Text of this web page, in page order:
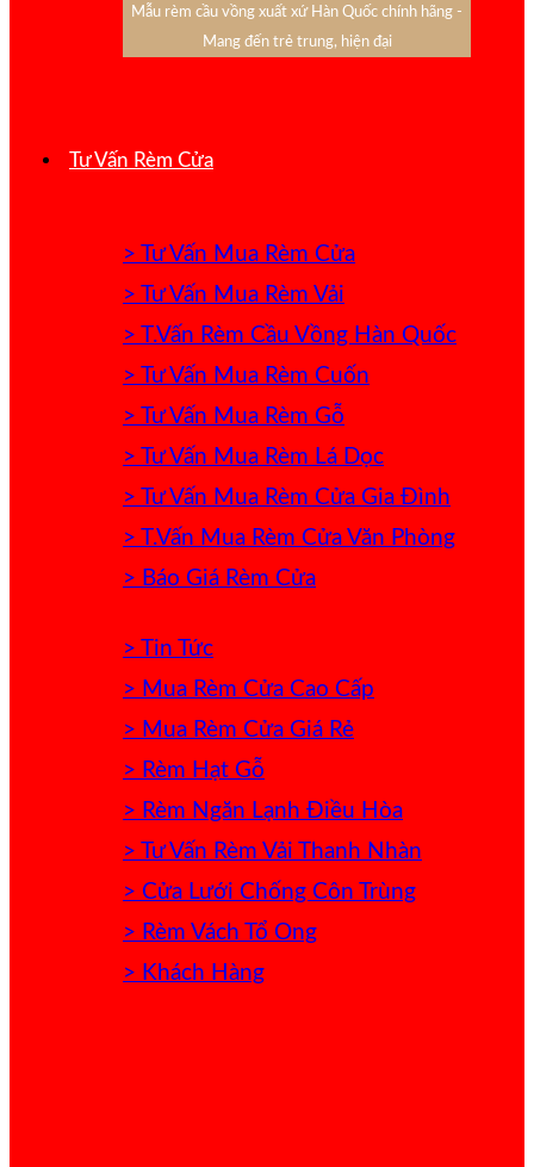
Mẫu rèm cầu vồng xuất xứ Hàn Quốc chính hãng -
Mang đến trẻ trung, hiện đại
Tư Vấn Rèm Cửa
> Tư Vấn Mua Rèm Cửa
> Tư Vấn Mua Rèm Vải
> T.Vấn Rèm Cầu Vồng Hàn Quốc
> Tư Vấn Mua Rèm Cuốn
> Tư Vấn Mua Rèm Gỗ
> Tư Vấn Mua Rèm Lá Dọc
> Tư Vấn Mua Rèm Cửa Gia Đình
> T.Vấn Mua Rèm Cửa Văn Phòng
> Báo Giá Rèm Cửa
> Tin Tức
> Mua Rèm Cửa Cao Cấp
> Mua Rèm Cửa Giá Rẻ
> Rèm Hạt Gỗ
> Rèm Ngăn Lạnh Điều Hòa
> Tư Vấn Rèm Vải Thanh Nhàn
> Cửa Lưới Chống Côn Trùng
> Rèm Vách Tổ Ong
> Khách Hàng